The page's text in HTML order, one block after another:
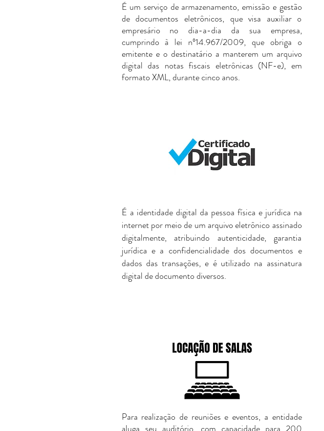
É um serviço de armazenamento, emissão e gestão
de documentos eletrônicos, que visa auxiliar o
empresário no dia-a-dia da sua empresa,
cumprindo à lei nº14.967/2009, que obriga o
emitente e o destinatário a manterem um arquivo
digital das notas fiscais eletrônicas (NF-e), em
formato XML, durante cinco anos.
É a identidade digital da pessoa física e jurídica na
internet por meio de um arquivo eletrônico assinado
digitalmente, atribuindo autenticidade, garantia
jurídica e a confidencialidade dos documentos e
dados das transações, e é utilizado na assinatura
digital de documento diversos.
Para realização de reuniões e eventos, a entidade